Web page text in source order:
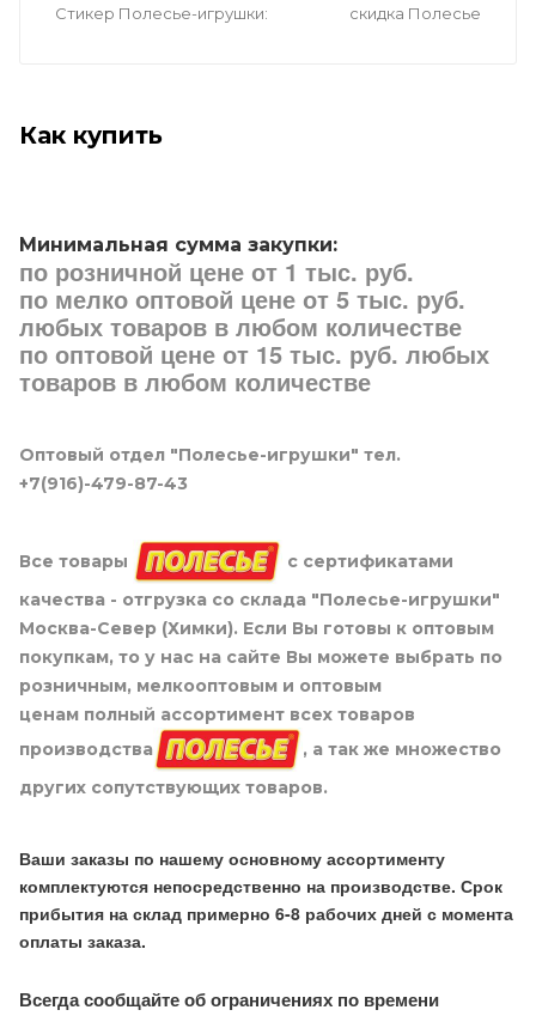
Стикер Полесье-игрушки
скидка Полесье
Как купить
Минимальная сумма закупки:
по розничной цене от 1 тыс. руб.
по мелко оптовой цене от 5 тыс. руб.
любых товаров в любом количестве
по оптовой цене от 15 тыс. руб. любых
товаров в любом количестве
Оптовый отдел "Полесье-игрушки" тел.
+7(916)-479-87-43
Все товары
с сертификатами
качества - отгрузка со склада "Полесье-игрушки"
Москва-Север (Химки). Если Вы готовы к оптовым
покупкам, то у нас на сайте Вы можете выбрать по
розничным, мелкооптовым и оптовым
ценам полный ассортимент всех товаров
производства
, а так же множество
других сопутствующих товаров.
Ваши заказы по нашему основному ассортименту
комплектуются непосредственно на производстве. Срок
прибытия на склад примерно 6-8 рабочих дней с момента
оплаты заказа.
Всегда сообщайте об ограничениях по времени